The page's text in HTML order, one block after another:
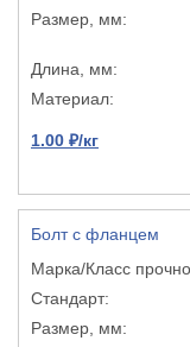
1.00 ₽/кг
Болт с фланцем